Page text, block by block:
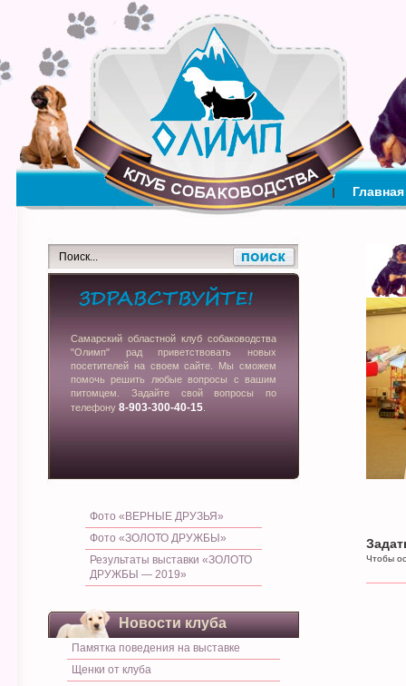
Главная
Самарский областной клуб собаководства
"Олимп" рад приветствовать новых
посетителей на своем сайте. Мы сможем
помочь решить любые вопросы с вашим
питомцем. Задайте свой вопросы по
телефону 8-903-300-40-15
Фото «ВЕРНЫЕ ДРУЗЬЯ»
Фото «ЗОЛОТО ДРУЖБЫ»
Результаты выставки «ЗОЛОТО
ДРУЖБЫ — 2019»
Новости клуба
Памятка поведения на выставке
Щенки от клуба
Чтобы